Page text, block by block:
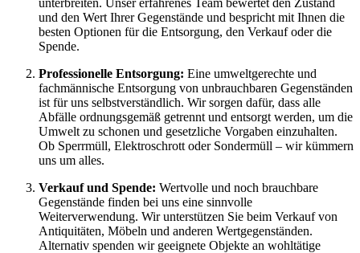
unterbreiten. Unser erfahrenes Team bewertet den Zustand
und den Wert Ihrer Gegenstände und bespricht mit Ihnen die
besten Optionen für die Entsorgung, den Verkauf oder die
Spende.
Professionelle Entsorgung: Eine umweltgerechte und
fachmännische Entsorgung von unbrauchbaren Gegenständen
ist für uns selbstverständlich. Wir sorgen dafür, dass alle
Abfälle ordnungsgemäß getrennt und entsorgt werden, um die
Umwelt zu schonen und gesetzliche Vorgaben einzuhalten.
Ob Sperrmüll, Elektroschrott oder Sondermüll – wir kümmern
uns um alles.
Verkauf und Spende: Wertvolle und noch brauchbare
Gegenstände finden bei uns eine sinnvolle
Weiterverwendung. Wir unterstützen Sie beim Verkauf von
Antiquitäten, Möbeln und anderen Wertgegenständen.
Alternativ spenden wir geeignete Objekte an wohltätige